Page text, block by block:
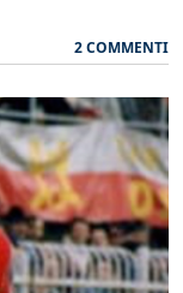
2 COMMENTI